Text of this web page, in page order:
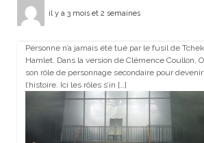
il y a 3 mois et 2 semaines
Personne n’a jamais été tué par le fusil de
Hamlet. Dans la version de Clémence Coullon,
son rôle de personnage secondaire pour
l’histoire. Ici les rôles s’in […]